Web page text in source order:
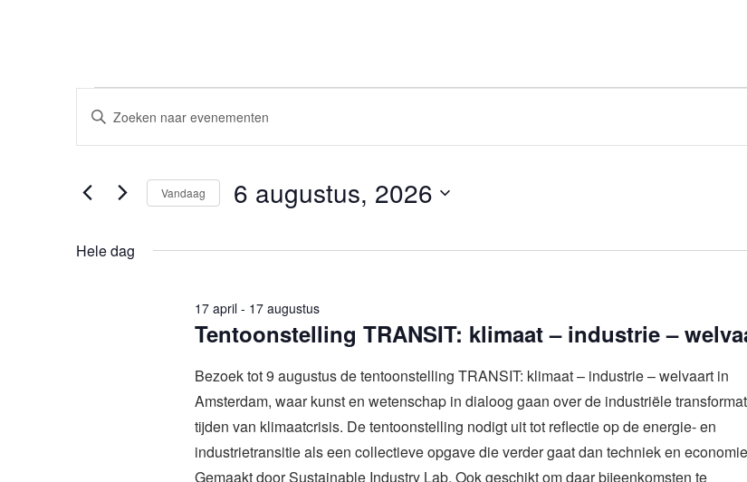
Evenementen
in
6
2026
Evenementen
Zoeken
en
weergeven
navigatie
Vul
in.
Evenementen
Vandaag 6 augustus, 2026
een
Hele dag
Tentoonstelling TRANSIT: klimaat – industrie –
17 april- 17 augustus
Bezoek tot 9 augustus de tentoonstelling TRANSIT: klimaat – industrie – welvaart in
Amsterdam, waar kunst en wetenschap in dialoog gaan over de industriële
tijden van klimaatcrisis. De tentoonstelling nodigt uit tot reflectie op de energie- en
industrietransitie als een collectieve opgave die verder gaat dan techniek en
Gemaakt door Sustainable Industry Lab. Ook geschikt om daar bijeenkomsten te